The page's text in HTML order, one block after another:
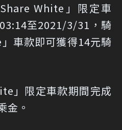
White」限定車
至2021/3/31，騎
車款即可獲得14元騎
」限定車款期間完成
金。